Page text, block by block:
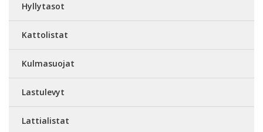
Hyllytasot
Kattolistat
Kulmasuojat
Lastulevyt
Lattialistat